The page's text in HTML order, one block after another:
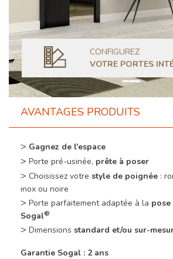
CONFIGUREZ
VOTRE PORTES
AVANTAGES PRODUITS
Gagnez de l'espace
Porte pré-usinée, prête à poser
Choisissez votre style de poignée :
inox ou noire
Porte parfaitement adaptée à la
Sogal®
Dimensions standard et/ou sur-
Garantie Sogal : 2 ans